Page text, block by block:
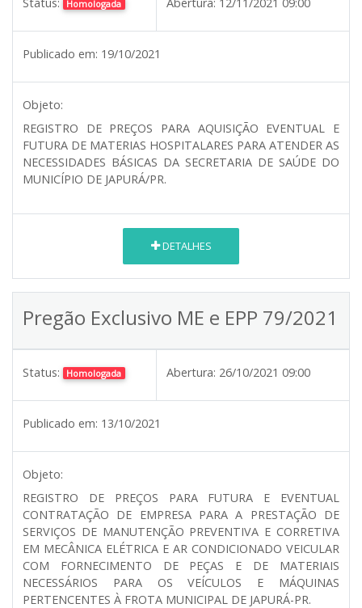
Homologada
Publicado em: 19/10/2021
Objeto:
REGISTRO DE PREÇOS PARA AQUISIÇÃO EVENTUAL E
FUTURA DE MATERIAS HOSPITALARES PARA ATENDER AS
NECESSIDADES BÁSICAS DA SECRETARIA DE SAÚDE DO
MUNICÍPIO DE JAPURÁ/PR.
DETALHES
Pregão Exclusivo ME e EPP 79/2021
Status: Homologada Abertura: 26/10/2021 09:00
Publicado em: 13/10/2021
Objeto:
REGISTRO DE PREÇOS PARA FUTURA E EVENTUAL
CONTRATAÇÃO DE EMPRESA PARA A PRESTAÇÃO DE
SERVIÇOS DE MANUTENÇÃO PREVENTIVA E CORRETIVA
EM MECÂNICA ELÉTRICA E AR CONDICIONADO VEICULAR
COM FORNECIMENTO DE PEÇAS E DE MATERIAIS
NECESSÁRIOS PARA OS VEÍCULOS E MÁQUINAS
PERTENCENTES À FROTA MUNICIPAL DE JAPURÁ-PR.